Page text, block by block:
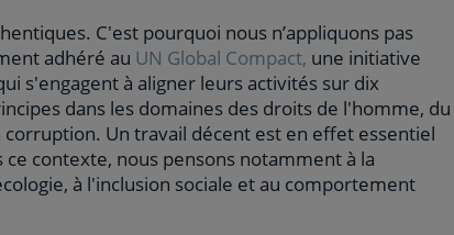
C'est pourquoi nous n’appliquons pas
adhéré au UN Global Compact, une initiative
s'engagent à aligner leurs activités sur dix
dans les domaines des droits de l'homme, du
Un travail décent est en effet essentiel
contexte, nous pensons notamment à la
à l'inclusion sociale et au comportement